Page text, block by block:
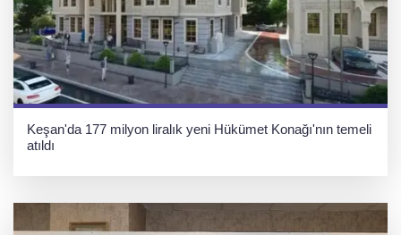
Keşan'da 177 milyon liralık yeni Hükümet Konağı'nın temeli
atıldı